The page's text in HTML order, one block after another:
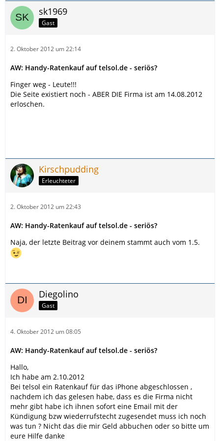
sk1969
Gast
2. Oktober 2012 um 22:14
AW: Handy-Ratenkauf auf telsol.de - seriös?
Finger weg - Leute!!!
Die Seite existiert noch - ABER DIE Firma ist am 14.08.2012
erloschen.
Kirschpudding
Erleuchteter
2. Oktober 2012 um 22:43
AW: Handy-Ratenkauf auf telsol.de - seriös?
Naja, der letzte Beitrag vor deinem stammt auch vom 1.5.
Diegolino
Gast
4. Oktober 2012 um 08:05
AW: Handy-Ratenkauf auf telsol.de - seriös?
Hallo,
Ich habe am 2.10.2012
Bei telsol ein Ratenkauf für das iPhone abgeschlossen ,
nachdem ich das gelesen habe, dass es die Firma nicht
mehr gibt habe ich ihnen sofort eine Email mit der
Kündigung bzw wiederrufstecht zugesendet muss ich noch
was tun ? Nicht das die mir Geld abbuchen oder so bitte um
eure Hilfe danke